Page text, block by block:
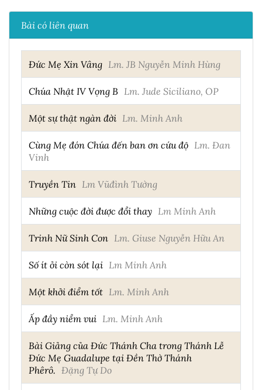
Bài có liên quan
Đức Mẹ Xin Vâng Lm. JB Nguyễn Minh Hùng
Chúa Nhật IV Vọng B Lm. Jude Siciliano, OP
Một sự thật ngàn đời Lm. Minh Anh
Cùng Mẹ đón Chúa đến ban ơn cứu độ Lm. Đan
Vinh
Truyền Tin Lm Vũđình Tường
Những cuộc đời được đổi thay Lm Minh Anh
Trinh Nữ Sinh Con Lm. Giuse Nguyễn Hữu An
Số ít ỏi còn sót lại Lm Minh Anh
Một khởi điểm tốt Lm. Minh Anh
Ấp đầy niểm vui Lm. Minh Anh
Bài Giảng của Đức Thánh Cha trong Thánh Lễ
Ðức Mẹ Guadalupe tại Đền Thờ Thánh
Phêrô. Đặng Tự Do